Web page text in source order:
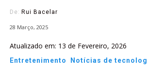
De: Rui Bacelar
28 Março, 2025
Atualizado em: 13 de Fevereiro, 2026
Entretenimento Notícias de